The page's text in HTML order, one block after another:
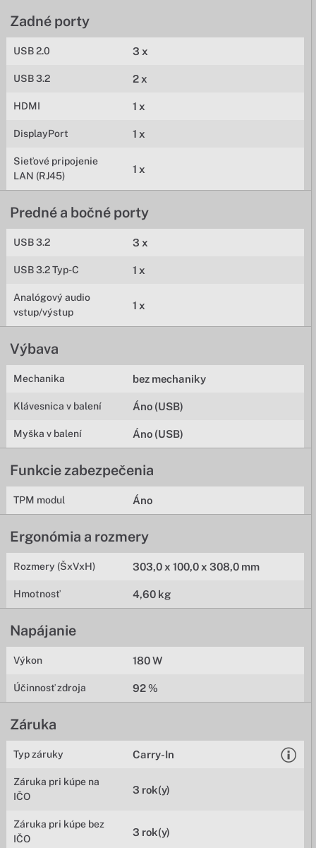
Zadné porty
USB 2.0 3 x
USB 3.2 2 x
HDMI 1 x
DisplayPort 1 x
Sieťové pripojenie
LAN (RJ45)
1 x
Predné a bočné porty
USB 3.2 3 x
USB 3.2 Typ-C 1 x
Analógový audio
vstup/výstup
1 x
Výbava
Mechanika bez mechaniky
Klávesnica v balení Áno (USB)
Myška v balení Áno (USB)
Funkcie zabezpečenia
TPM modul Áno
Ergonómia a rozmery
Rozmery (ŠxVxH) 303,0 x 100,0 x 308,0 mm
Hmotnosť 4,60 kg
Napájanie
Výkon 180 W
Účinnosť zdroja 92 %
Záruka
Typ záruky Carry-In
Záruka pri kúpe na
IČO
3 rok(y)
Záruka pri kúpe bez
IČO
3 rok(y)